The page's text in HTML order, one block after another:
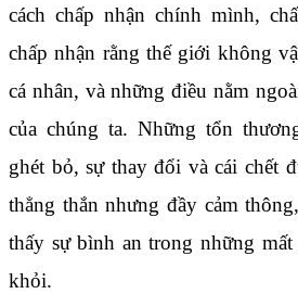
cách chấp nhận chính mình,
chấp nhận rằng thế giới không
cá nhân, và những điều nằm
của chúng ta. Những tổn
ghét bỏ, sự thay đổi và cái chết
thẳng thắn nhưng đầy cảm
thấy sự bình an trong những
khỏi.